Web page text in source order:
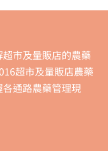
市及量販店的農藥
超市及量販店農藥
通路農藥管理現